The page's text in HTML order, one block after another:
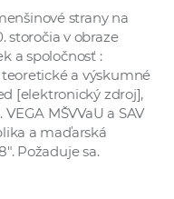
strany na
storočia v obraze
a spoločnosť :
a výskumné
[elektronický zdroj],
VEGA MŠVVaU a SAV
a maďarská
Požaduje sa.